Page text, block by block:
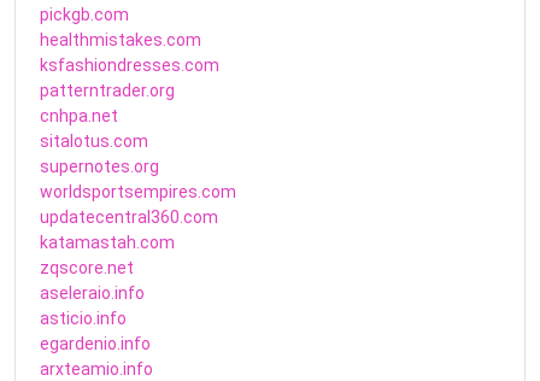
pickgb.com
healthmistakes.com
ksfashiondresses.com
patterntrader.org
cnhpa.net
sitalotus.com
supernotes.org
worldsportsempires.com
updatecentral360.com
katamastah.com
zqscore.net
aseleraio.info
asticio.info
egardenio.info
arxteamio.info